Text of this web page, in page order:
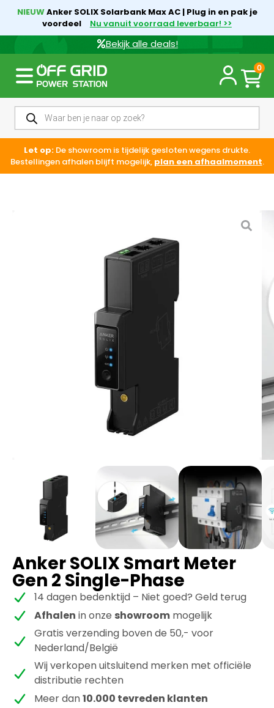
NIEUWAnker SOLIX Solarbank Max AC | Plug in en pak je
voordeel
Nu vanuit voorraad leverbaar! >>
Bekijk alle deals!
0
Let op: De showroom is tijdelijk gesloten wegens drukte.
Bestellingen afhalen blijft mogelijk, plan een afhaalmoment.
Anker SOLIX Smart Meter
Gen 2 Single-Phase
14 dagen bedenktijd – Niet goed? Geld terug
Afhalen in onze showroom mogelijk
Gratis verzending boven de 50,- voor
Nederland/België
Wij verkopen uitsluitend merken met officiële
distributie rechten
Meer dan10.000 tevreden klanten